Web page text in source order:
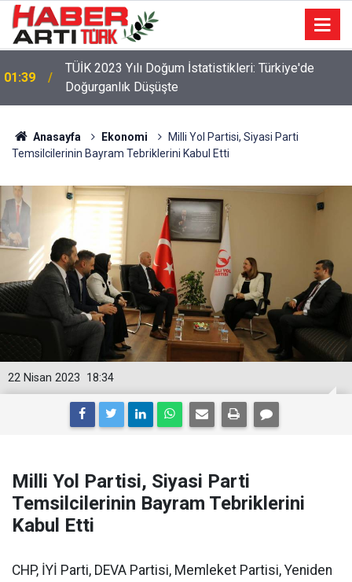
01:39
TÜİK 2023 Yılı Doğum İstatistikleri: Türkiye'de
Doğurganlık Düşüşte
Anasayfa Ekonomi
Milli Yol Partisi, Siyasi Parti
Temsilcilerinin Bayram Tebriklerini Kabul Etti
18:34
22 Nisan 2023
Milli Yol Partisi, Siyasi Parti
Temsilcilerinin Bayram Tebriklerini
Kabul Etti
CHP, İYİ Parti, DEVA Partisi, Memleket Partisi, Yeniden